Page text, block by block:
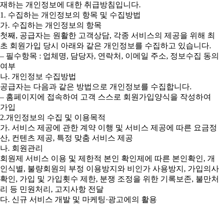
재하는 개인정보에 대한 취급방침입니다.
1. 수집하는 개인정보의 항목 및 수집방법
가. 수집하는 개인정보의 항목
첫째, 공급자는 원활한 고객상담, 각종 서비스의 제공을 위해 최
초 회원가입 당시 아래와 같은 개인정보를 수집하고 있습니다.
– 필수항목 : 업체명, 담당자, 연락처, 이메일 주소, 정보수집 동의
여부
나. 개인정보 수집방법
공급자는 다음과 같은 방법으로 개인정보를 수집합니다.
– 홈페이지에 접속하여 고객 스스로 회원가입양식을 작성하여
가입
2.개인정보의 수집 및 이용목적
가. 서비스 제공에 관한 계약 이행 및 서비스 제공에 따른 요금정
산, 컨텐츠 제공, 특정 맞춤 서비스 제공
나. 회원관리
회원제 서비스 이용 및 제한적 본인 확인제에 따른 본인확인, 개
인식별, 불량회원의 부정 이용방지와 비인가 사용방지, 가입의사
확인, 가입 및 가입횟수 제한, 분쟁 조정을 위한 기록보존, 불만처
리 등 민원처리, 고지사항 전달
다. 신규 서비스 개발 및 마케팅·광고에의 활용